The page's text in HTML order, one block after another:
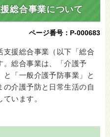
総合事業について
ページ番号：P-000683
支援総合事業（以下「総合
。総合事業は、「介護予
と「一般介護予防事業」と
の介護予防と日常生活の自
います。